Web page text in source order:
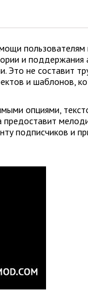
пользователям
и поддержания
Это не составит
и шаблонов,
опциями,
предоставит
подписчиков и